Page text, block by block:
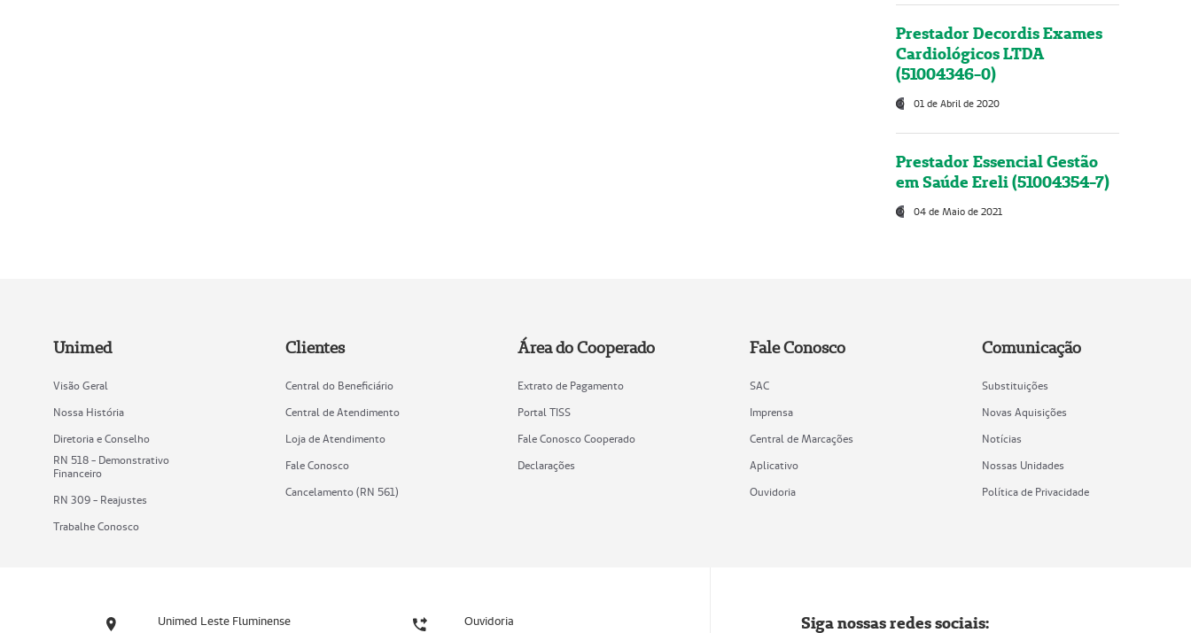
Prestador Decordis Exames
Cardiológicos LTDA
(51004346-0)
01 de Abril de 2020
Prestador Essencial Gestão
em Saúde Ereli (51004354-7)
04 de Maio de 2021
Unimed
Visão Geral
Nossa História
Diretoria e Conselho
RN 518 - Demonstrativo
Financeiro
RN 309 - Reajustes
Trabalhe Conosco
Clientes
Central do Beneficiário
Central de Atendimento
Loja de Atendimento
Fale Conosco
Cancelamento (RN 561)
Área do Cooperado
Extrato de Pagamento
Portal TISS
Fale Conosco Cooperado
Declarações
Fale Conosco
SAC
Imprensa
Central de Marcações
Aplicativo
Ouvidoria
Comunicação
Substituições
Novas Aquisições
Notícias
Nossas Unidades
Política de Privacidade
Unimed Leste Fluminense Ouvidoria Siga nossas redes sociais: